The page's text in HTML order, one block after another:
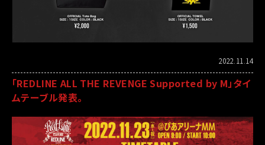
2022.11.14
「REDLINE ALL THE REVENGE Supported by M」タイ
ムテーブル発表。